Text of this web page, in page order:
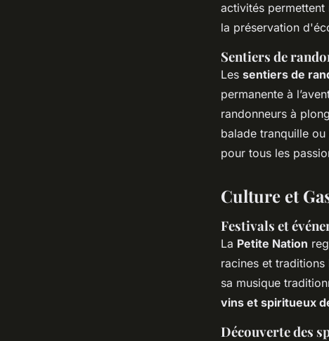
activités permettent
la préservation
Sentiers de
Les sentiers de
permanente à
randonneurs à
balade tranquille
pour tous les
Culture et
Festivals et
La Petite Nation
racines et
sa musique
vins et spiritueux
Découverte des